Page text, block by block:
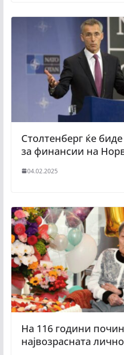
Столтенберг ќе
за финансии на
04.02.2025
На 116 години
највозрасната